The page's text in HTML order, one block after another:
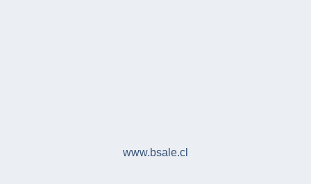
www.bsale.cl